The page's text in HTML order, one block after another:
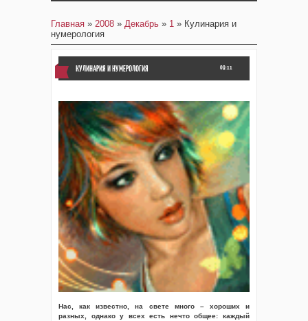
Главная » 2008 » Декабрь » 1 » Кулинария и
нумерология
09:11
КУЛИНАРИЯ И НУМЕРОЛОГИЯ
Нас, как известно, на свете много – хороших и
разных, однако у всех есть нечто общее: каждый